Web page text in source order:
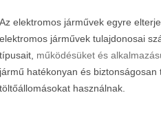
Az elektromos járművek egyre
elektromos járművek tulajdonosai
típusait, működésüket és
jármű hatékonyan és
töltőállomásokat használnak.